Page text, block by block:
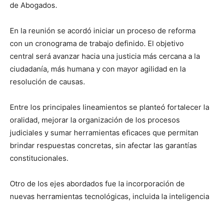
de Abogados.
En la reunión se acordó iniciar un proceso de reforma
con un cronograma de trabajo definido. El objetivo
central será avanzar hacia una justicia más cercana a la
ciudadanía, más humana y con mayor agilidad en la
resolución de causas.
Entre los principales lineamientos se planteó fortalecer la
oralidad, mejorar la organización de los procesos
judiciales y sumar herramientas eficaces que permitan
brindar respuestas concretas, sin afectar las garantías
constitucionales.
Otro de los ejes abordados fue la incorporación de
nuevas herramientas tecnológicas, incluida la inteligencia